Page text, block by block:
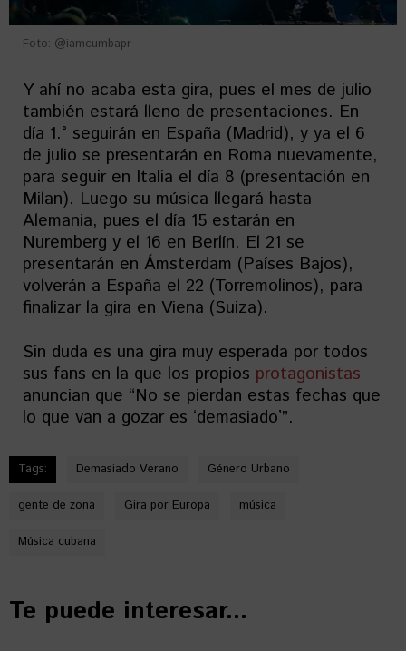
Foto: @iamcumbapr
Y ahí no acaba esta gira, pues el mes de julio
también estará lleno de presentaciones. En
día 1.° seguirán en España (Madrid), y ya el 6
de julio se presentarán en Roma nuevamente,
para seguir en Italia el día 8 (presentación en
Milan). Luego su música llegará hasta
Alemania, pues el día 15 estarán en
Nuremberg y el 16 en Berlín. El 21 se
presentarán en Ámsterdam (Países Bajos),
volverán a España el 22 (Torremolinos), para
finalizar la gira en Viena (Suiza).
Sin duda es una gira muy esperada por todos
sus fans en la que los propios protagonistas
anuncian que “No se pierdan estas fechas que
lo que van a gozar es ʻdemasiadoʼ”.
Tags: Demasiado Verano Género Urbano
gente de zona Gira por Europa música
Música cubana
Te puede interesar...